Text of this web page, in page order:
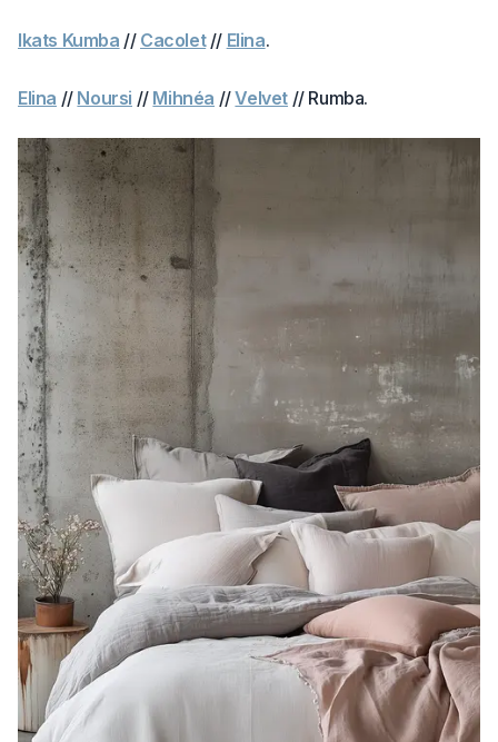
Ikats Kumba // Cacolet// Elina.
Elina // Noursi // Mihnéa //Velvet // Rumba.